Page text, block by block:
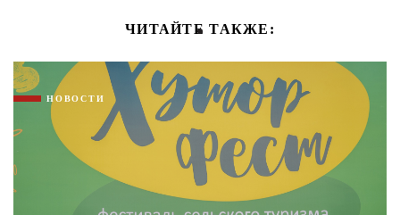
ЧИТАЙТЕ ТАКЖЕ:
НОВОСТИ